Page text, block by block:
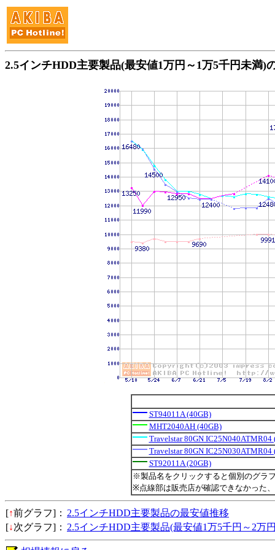
2.5インチHDD主要製品(最安値1万円～1万5千円未満)
ST94011A (40GB)
MHT2040AH (40GB)
Travelstar 80GN IC25N040ATMR04
Travelstar 80GN IC25N030ATMR04
ST92011A (20GB)
※製品名をクリックすると個別のグラ
※点線部は販売店が確認できなかった
[↑前グラフ]： 2.5インチHDD主要製品の最安値推移
[↓次グラフ]： 2.5インチHDD主要製品(最安値1万5千円～2万